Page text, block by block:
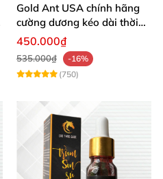
Gold Ant USA chính hãng
cường dương kéo dài thời
gian - Kiến Vàng Đen Tây
450.000₫
535.000₫
-16%
(750)